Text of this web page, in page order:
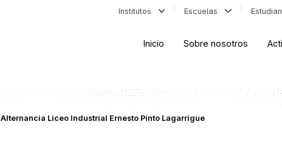
Institutos Escuelas
Inicio Sobre nosotros
Alternancia Liceo Industrial Ernesto Pinto Lagarrigue